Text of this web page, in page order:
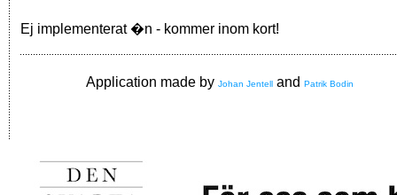
Ej implementerat �n - kommer inom kort!
Application made by Johan Jentell and Patrik Bodin